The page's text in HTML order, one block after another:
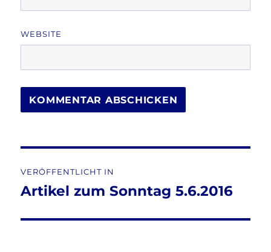
WEBSITE
VERÖFFENTLICHT IN
Artikel zum Sonntag 5.6.2016